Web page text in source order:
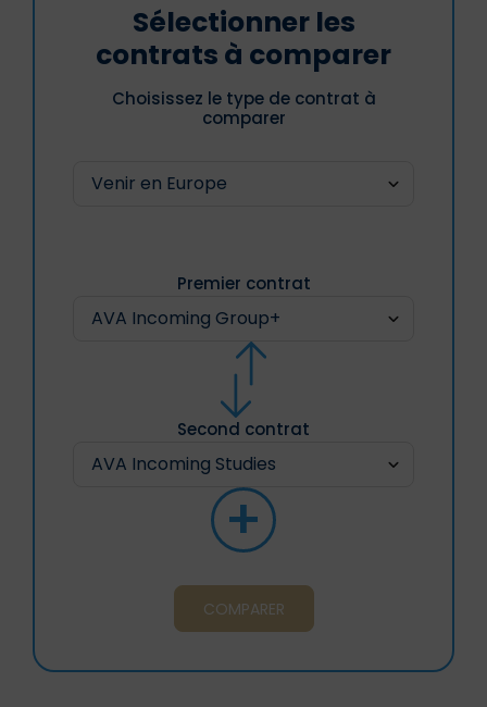
Sélectionner les
contrats à comparer
Choisissez le type de contrat à
comparer
Premier contrat
Second contrat
+
COMPARER